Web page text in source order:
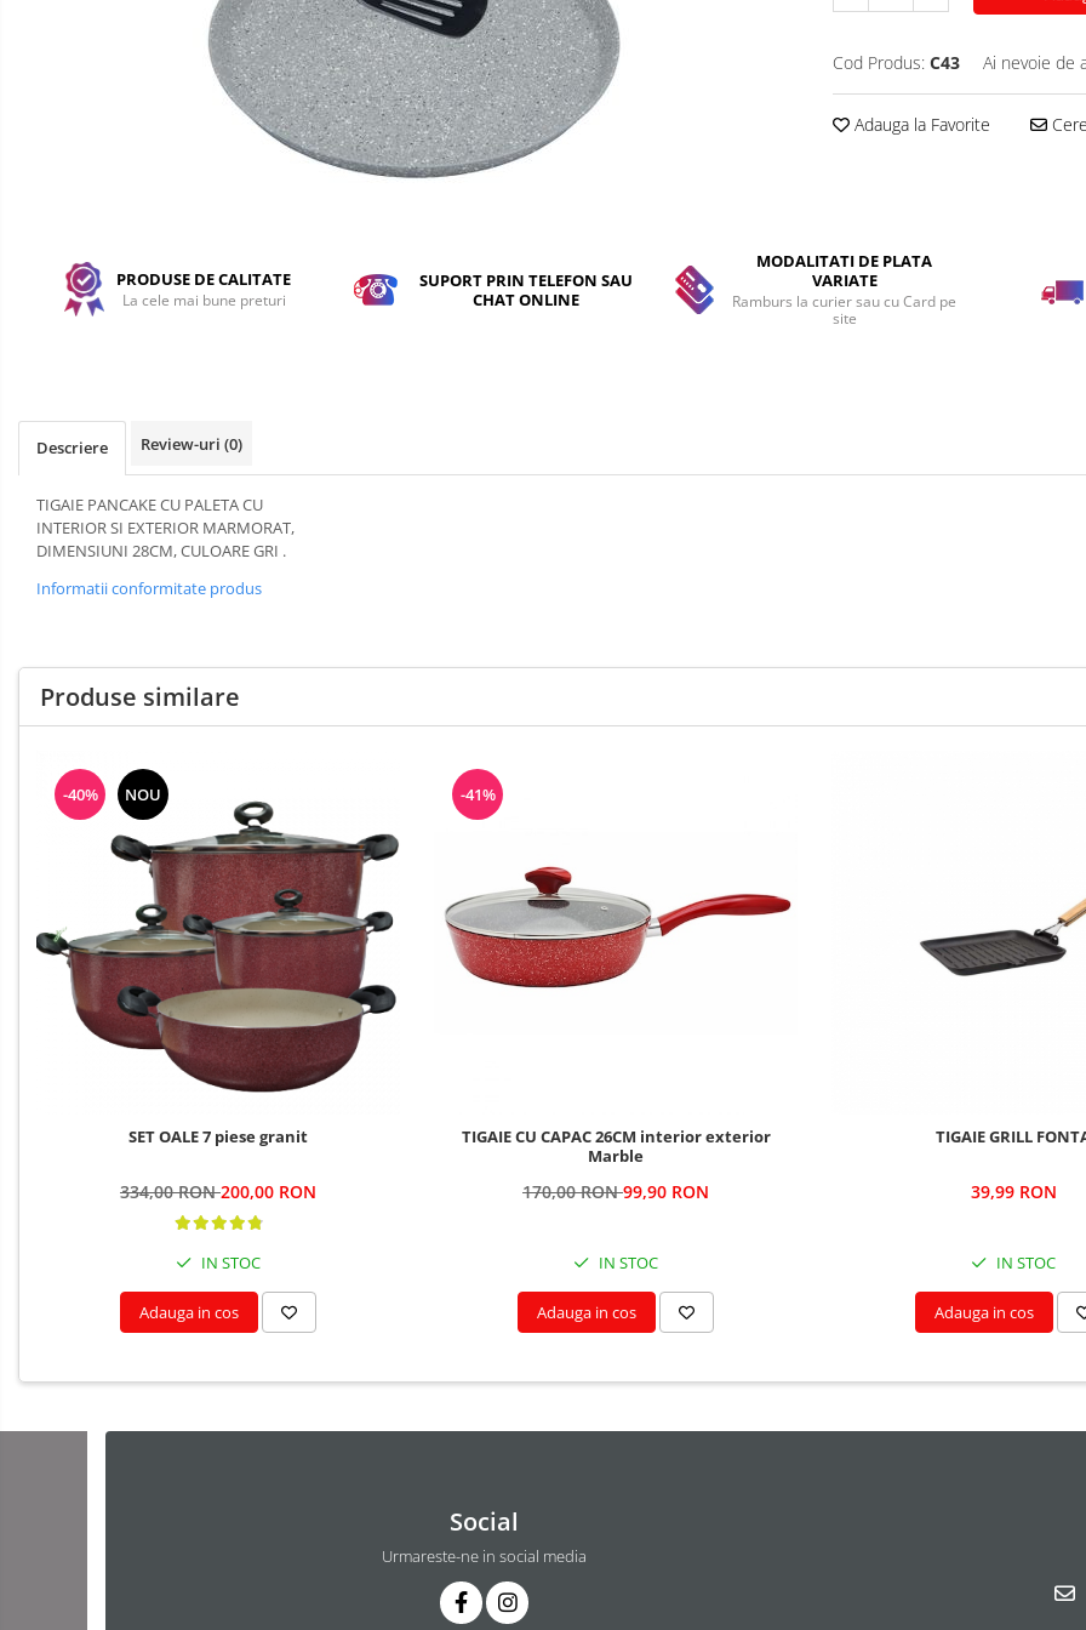
Cod Produs: C43 Ai nevoie de
Adauga la Favorite
PRODUSE DE CALITATE
La cele mai bune preturi
SUPORT PRIN TELEFON SAU
CHAT ONLINE
MODALITATI DE PLATA
VARIATE
Ramburs la curier sau cu Card pe
site
Descriere Review-uri (0)
TIGAIE PANCAKE CU PALETA CU
INTERIOR SI EXTERIOR MARMORAT,
DIMENSIUNI 28CM, CULOARE GRI .
Informatii conformitate produs
Produse similare
-40% NOU
SET OALE 7 piese granit
334,00 RON200,00 RON
IN STOC
Adauga in cos
-41%
TIGAIE CU CAPAC 26CM interior exterior
Marble
170,00 RON99,90 RON
IN STOC
Adauga in cos
TIGAIE GRILL
39,99 RON
IN STOC
Adauga in cos
Social
Urmareste-ne in social media